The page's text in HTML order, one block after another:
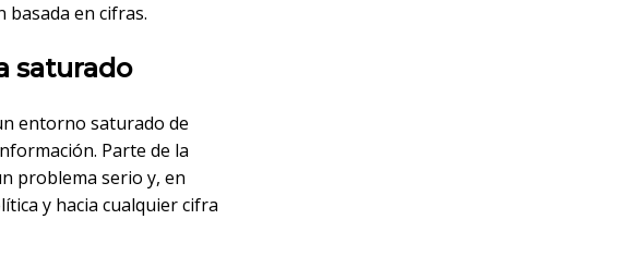
basada en cifras.
saturado
entorno saturado de
Parte de la
problema serio y, en
y hacia cualquier cifra